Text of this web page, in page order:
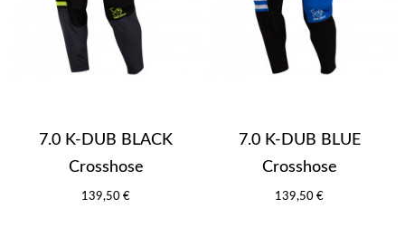
7.0 K-DUB BLACK
Crosshose
139,50 €
7.0 K-DUB BLUE
Crosshose
139,50 €